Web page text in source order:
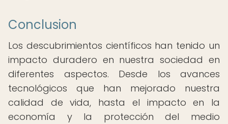
Conclusion
Los descubrimientos científicos han tenido un
impacto duradero en nuestra sociedad en
diferentes aspectos. Desde los avances
tecnológicos que han mejorado nuestra
calidad de vida, hasta el impacto en la
economía y la protección del medio